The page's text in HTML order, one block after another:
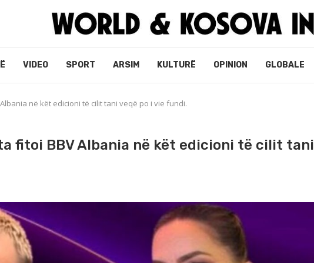
VIDEO SPORT ARSIM KULTURË OPINION GLOBALE
në kët edicioni të cilit tani veqë po i vie fundi.
fitoi BBV Albania në kët edicioni të cilit tani